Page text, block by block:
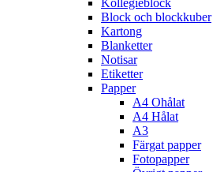
Kollegieblock
Block och blockkuber
Kartong
Blanketter
Notisar
Etiketter
Papper
A4 Ohålat
A4 Hålat
A3
Färgat papper
Fotopapper